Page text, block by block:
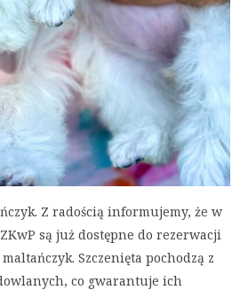
Z radością informujemy, że w
są już dostępne do rezerwacji
Szczenięta pochodzą z
co gwarantuje ich